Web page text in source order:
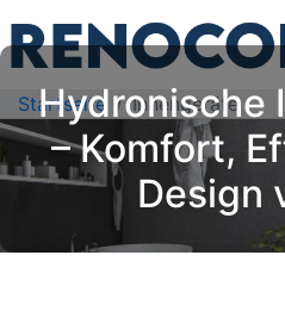
Startseite Innengeräte
Hydronische
– Komfort,
Design